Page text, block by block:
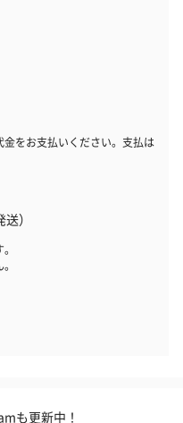
円）
たします。
をお支払いください。支払は
）
も更新中！